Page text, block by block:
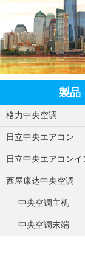
製品
格力中央空调
日立中央エアコン
日立中央エアコン
西屋康达中央空调
中央空调主机
中央空调末端